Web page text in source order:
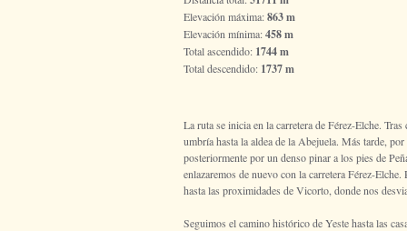
Elevación máxima:863 m
Elevación mínima:458 m
Total ascendido: 1744 m
Total descendido: 1737 m
La ruta se inicia en la carretera de Férez-Elche.
umbría hasta la aldea de la Abejuela. Más tarde,
posteriormente por un denso pinar a los pies de
enlazaremos de nuevo con la carretera Férez-
hasta las proximidades de Vicorto, donde nos
Seguimos el camino histórico de Yeste hasta las